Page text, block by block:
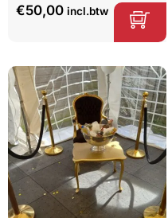
5.00op 5
gebaseerd
€50,00 incl.btw